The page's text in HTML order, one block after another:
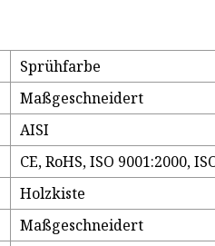
Sprühfarbe
Maßgeschneidert
AISI
CE, RoHS, ISO 9001:2000,
Holzkiste
Maßgeschneidert